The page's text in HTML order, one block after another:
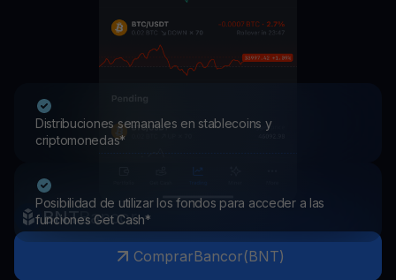
Distribuciones semanales en stablecoins y
criptomonedas*
Posibilidad de utilizar los fondos para acceder a las
funciones Get Cash*
BNTBancor
ComprarBancor(BNT)